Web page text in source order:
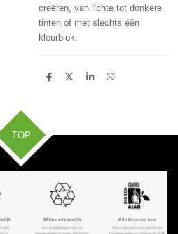
creëren, van lichte tot donkere
tinten of met slechts één
kleurblok.
D
D
S
D
TOP